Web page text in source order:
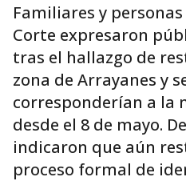
Familiares y
Corte expresaron
tras el hallazgo de
zona de Arrayanes y
corresponderían a la
desde el 8 de mayo.
indicaron que aún
proceso formal de